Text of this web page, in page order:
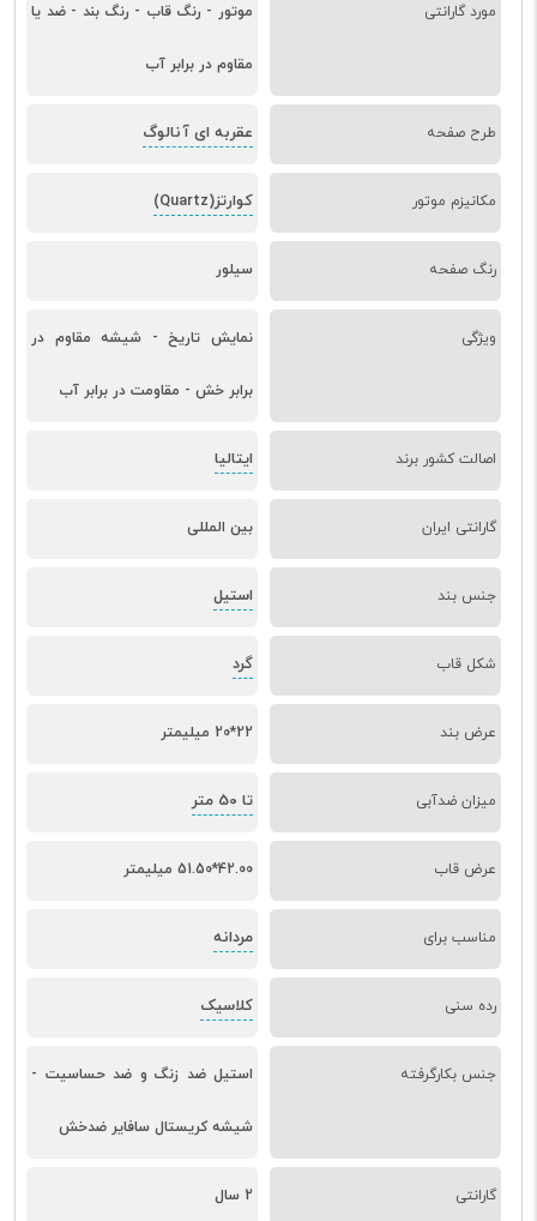
مورد گارانتی موتور - رنگ قاب - رنگ بند - ضد یا
مقاوم در برابر آب
طرح صفحه عقربه ای آنالوگ
مکانیزم موتور کوارتز(Quartz)
رنگ صفحه سیلور
ویژگی نمایش تاریخ - شیشه مقاوم در
برابر خش - مقاومت در برابر آب
اصالت کشور برند ایتالیا
گارانتی ایران بین المللی
جنس بند استیل
شکل قاب گرد
عرض بند 22*20 میلیمتر
میزان ضدآبی تا 50 متر
عرض قاب 42.00*51.50 میلیمتر
مناسب برای مردانه
رده سنی کلاسیک
جنس بکارگرفته استیل ضد زنگ و ضد حساسیت -
شیشه کریستال سافایر ضد‌خش
گارانتی 2 سال